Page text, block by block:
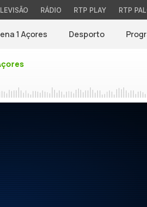
RÁDIO RTP PLAY RTP
1 Açores Desporto